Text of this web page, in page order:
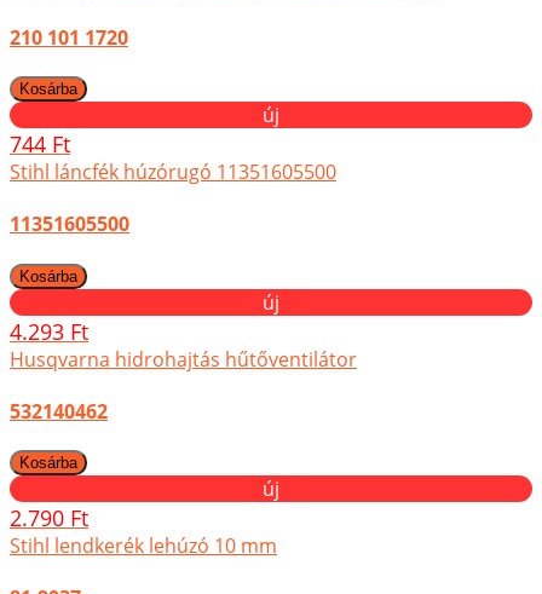
210 101 1720
új
744 Ft
Stihl láncfék húzórugó 11351605500
11351605500
új
4.293 Ft
Husqvarna hidrohajtás hűtőventilátor
532140462
új
2.790 Ft
Stihl lendkerék lehúzó 10 mm